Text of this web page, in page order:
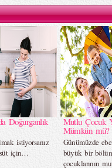
Doğurganlık
istiyorsanız
için…
Mutlu Çocuk
Mümkün mü?
Günümüzde
büyük bir
çocuklarının